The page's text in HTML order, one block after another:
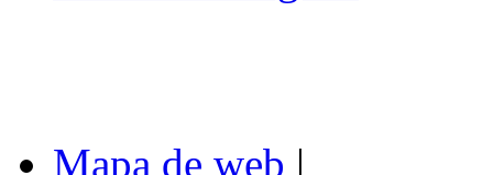
Mapa de web |